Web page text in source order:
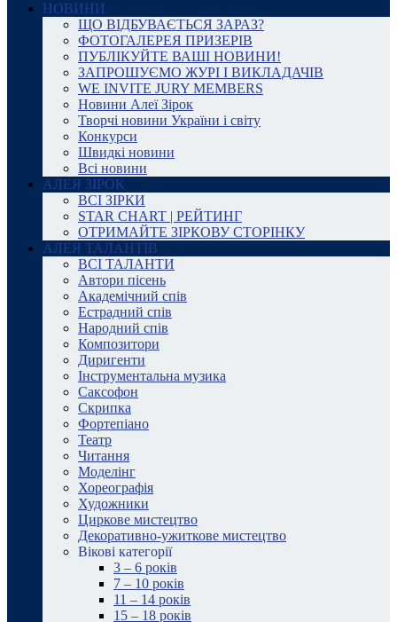
НОВИНИ
ЩО ВІДБУВАЄТЬСЯ ЗАРАЗ?
ФОТОГАЛЕРЕЯ ПРИЗЕРІВ
ПУБЛІКУЙТЕ ВАШІ НОВИНИ!
ЗАПРОШУЄМО ЖУРІ І ВИКЛАДАЧІВ
WE INVITE JURY MEMBERS
Новини Алеї Зірок
Творчі новини України і світу
Конкурси
Швидкі новини
Всі новини
АЛЕЯ ЗІРОК
ВСІ ЗІРКИ
STAR CHART | РЕЙТИНГ
ОТРИМАЙТЕ ЗІРКОВУ СТОРІНКУ
АЛЕЯ ТАЛАНТІВ
ВСІ ТАЛАНТИ
Автори пісень
Академічний спів
Естрадний спів
Народний спів
Композитори
Диригенти
Інструментальна музика
Саксофон
Скрипка
Фортепіано
Театр
Читання
Моделінг
Хореографія
Художники
Циркове мистецтво
Декоративно-ужиткове мистецтво
Вікові категорії
3 – 6 років
7 – 10 років
11 – 14 років
15 – 18 років